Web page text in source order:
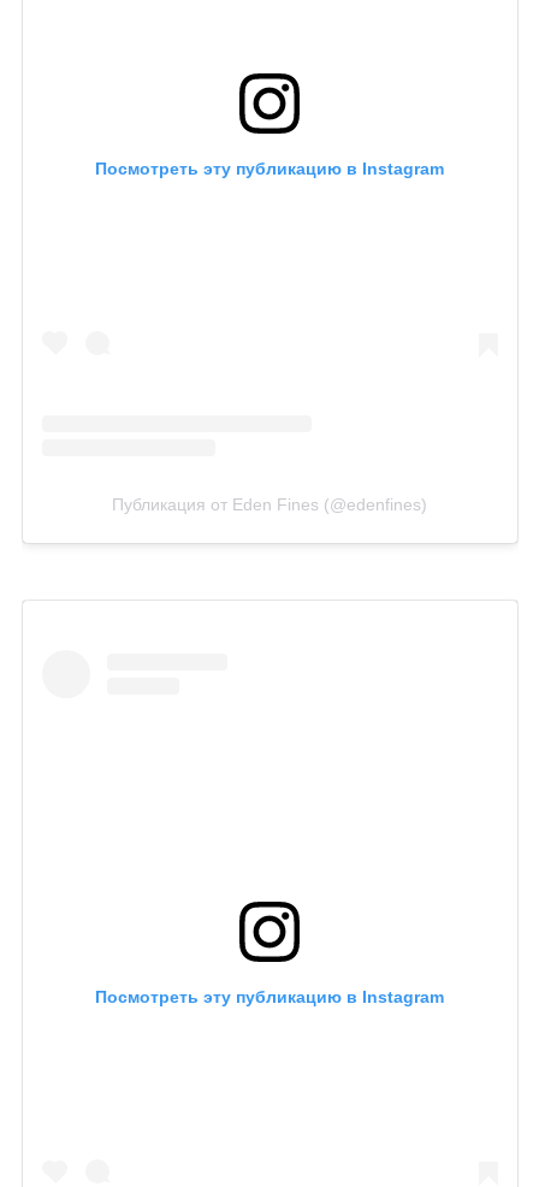
Посмотреть эту публикацию в Instagram
Публикация от Eden Fines (@edenfines)
Посмотреть эту публикацию в Instagram